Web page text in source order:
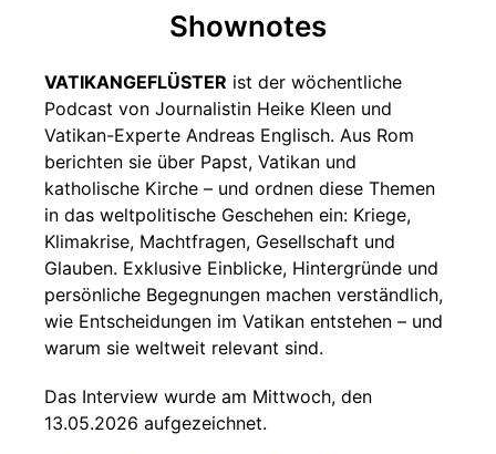
Shownotes
VATIKANGEFLÜSTER ist der wöchentliche
Podcast von Journalistin Heike Kleen und
Vatikan-Experte Andreas Englisch. Aus Rom
berichten sie über Papst, Vatikan und
katholische Kirche – und ordnen diese Themen
in das weltpolitische Geschehen ein: Kriege,
Klimakrise, Machtfragen, Gesellschaft und
Glauben. Exklusive Einblicke, Hintergründe und
persönliche Begegnungen machen verständlich,
wie Entscheidungen im Vatikan entstehen – und
warum sie weltweit relevant sind.
Das Interview wurde am Mittwoch, den
13.05.2026 aufgezeichnet.